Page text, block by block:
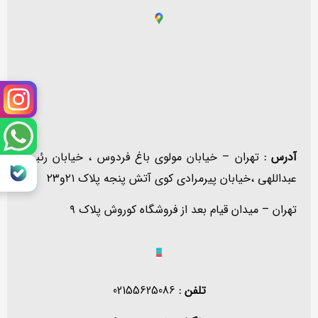
آدرس :تهران – خیابان مولوی باغ فردوس ، خیابان رئیس
عبداللهی ،خیابان پیرمرادی کوی آتش پنجه پلاک ۲۱و۲۳
تهران – میدان قیام بعد از فروشگاه کوروش پلاک ۹
تلفن : 02155625086